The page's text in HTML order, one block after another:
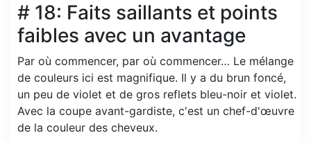
# 18: Faits saillants et points
faibles avec un avantage
Par où commencer, par où commencer… Le mélange
de couleurs ici est magnifique. Il y a du brun foncé,
un peu de violet et de gros reflets bleu-noir et violet.
Avec la coupe avant-gardiste, c'est un chef-d'œuvre
de la couleur des cheveux.